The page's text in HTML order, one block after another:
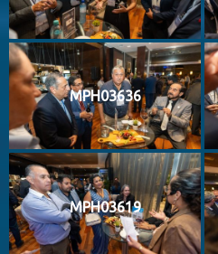
MPH03636
MPH03619